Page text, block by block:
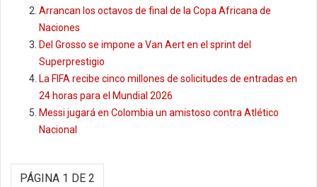
Arrancan los octavos de final de la Copa Africana de
Naciones
Del Grosso se impone a Van Aert en el sprint del
Superprestigio
La FIFA recibe cinco millones de solicitudes de entradas en
24 horas para el Mundial 2026
Messi jugará en Colombia un amistoso contra Atlético
Nacional
PÁGINA 1 DE 2